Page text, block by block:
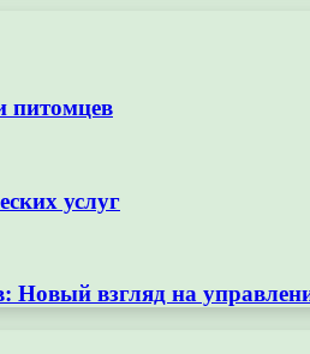
питомцев
услуг
Новый взгляд на